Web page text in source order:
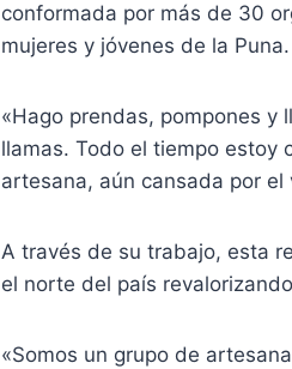
conformada por más de 30
mujeres y jóvenes de la Puna.
«Hago prendas, pompones y
llamas. Todo el tiempo estoy
artesana, aún cansada por
A través de su trabajo, esta
el norte del país
«Somos un grupo de